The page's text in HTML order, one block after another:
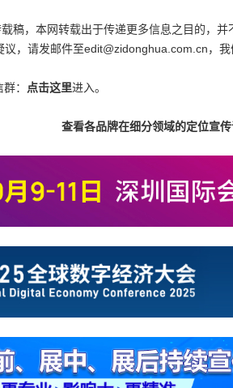
稿，本网转载出于传递更多信息之目的，
，请发邮件至edit@zidonghua.com.cn，我
： 点击这里进入。
查看各品牌在细分领域的定位宣